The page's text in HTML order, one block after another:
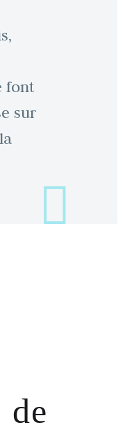
font
sur